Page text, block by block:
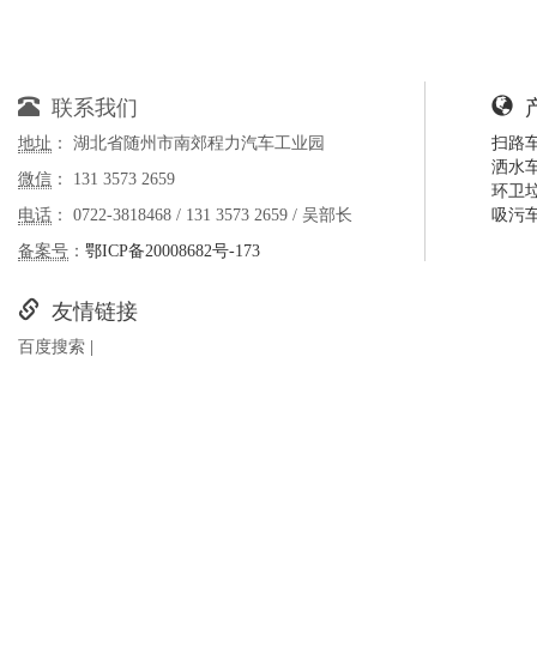
联系我们
地址 ： 湖北省随州市南郊程力汽车工业园
微信 ： 131 3573 2659
电话 ： 0722-3818468 / 131 3573 2659 / 吴部长
备案号 ： 鄂ICP备20008682号-173
扫路
洒水
环卫
吸污
友情链接
百度搜索